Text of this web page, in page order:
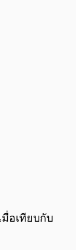
/ 0:00
อเทียบกับ